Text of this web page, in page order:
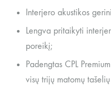
Interjero akustikos
Lengva pritaikyti
poreikį;
Padengtas CPL
visų trijų matomų